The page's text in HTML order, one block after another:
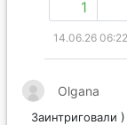
1
14.06.26 06:22
Olgana
Заинтриговали